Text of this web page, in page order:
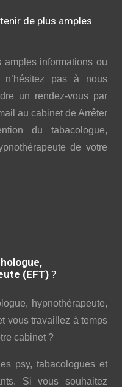
de plus amples
informations ou
pas à nous
un rendez-vous par
au cabinet de Arrêter
du tabacologue,
de votre
(EFT) ?
hypnothérapeute,
vous travaillez à temps
cabinet ?
psy, tabacologues et
Si vous souhaitez